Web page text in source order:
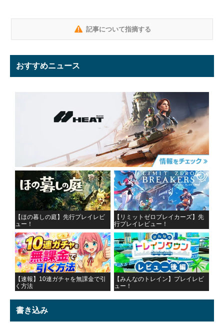
記事について指摘する
おすすめニュース
【ほの暮しの庭】先行プレイレビ
ュー！
【リミットゼロブレイカーズ】先
行プレイレビュー！
【速報】10連ガチャを無課金で引
く方法
【みんなのトレイン】プレイレビ
ュー！
書き込み